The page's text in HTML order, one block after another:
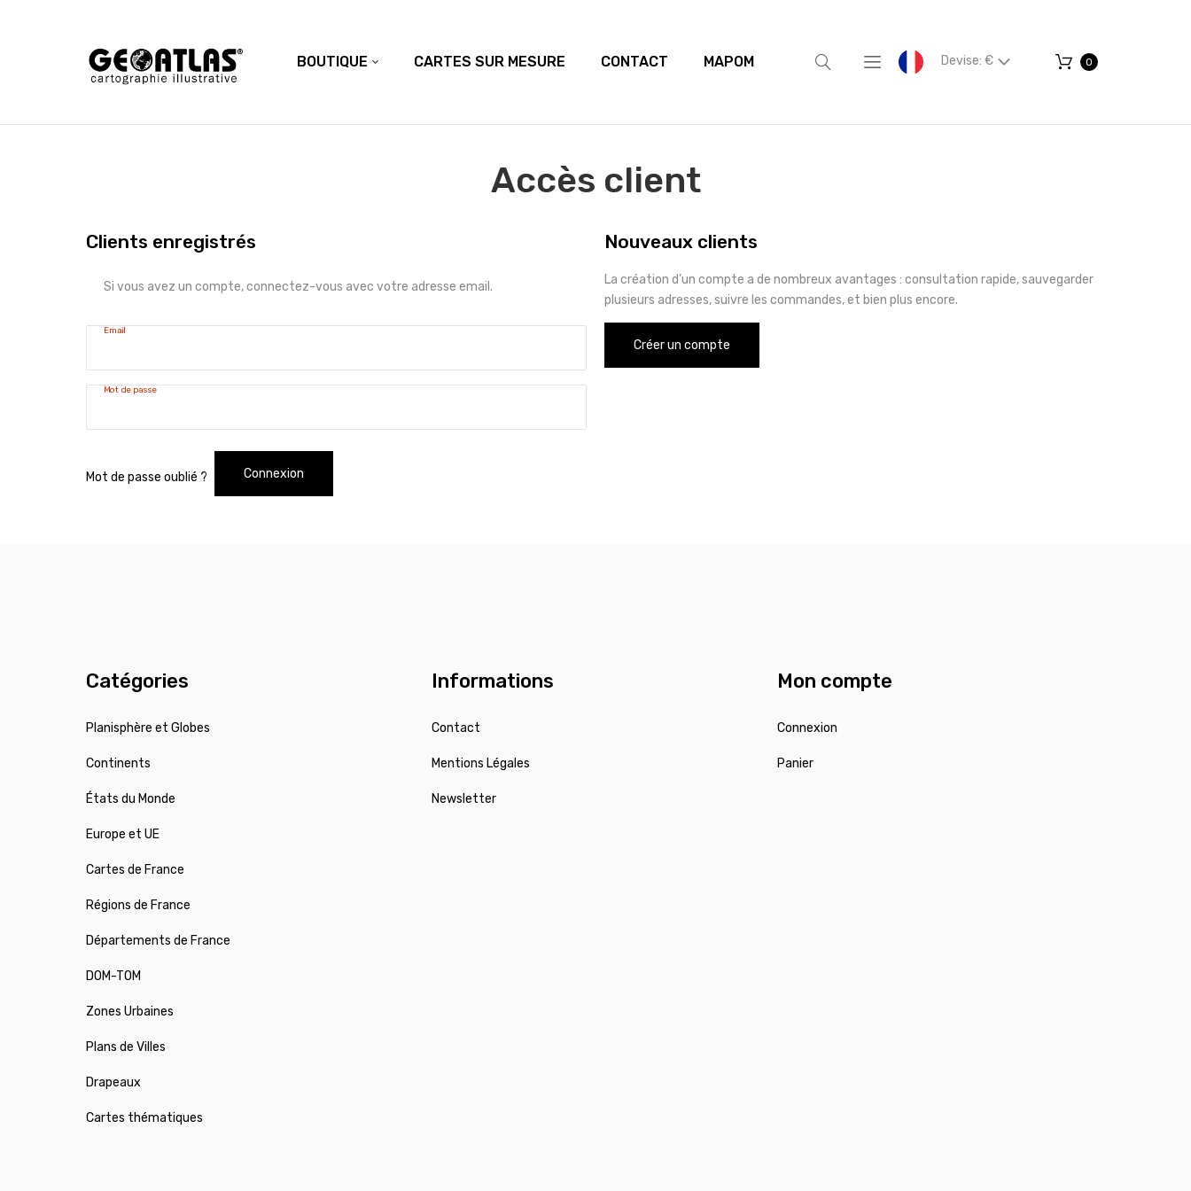
BOUTIQUE CARTES SUR MESURE CONTACT MAPOM Devise: € 0
Accès client
Clients enregistrés
Si vous avez un compte, connectez-vous avec votre adresse email.
Email
Mot de passe
Connexion
Mot de passe oublié ?
Nouveaux clients
La création d’un compte a de nombreux avantages : consultation rapide, sauvegarder
plusieurs adresses, suivre les commandes, et bien plus encore.
Créer un compte
Catégories
Planisphère et Globes
Continents
États du Monde
Europe et UE
Cartes de France
Régions de France
Départements de France
DOM-TOM
Zones Urbaines
Plans de Villes
Drapeaux
Cartes thématiques
Informations
Contact
Mentions Légales
Newsletter
Mon compte
Connexion
Panier